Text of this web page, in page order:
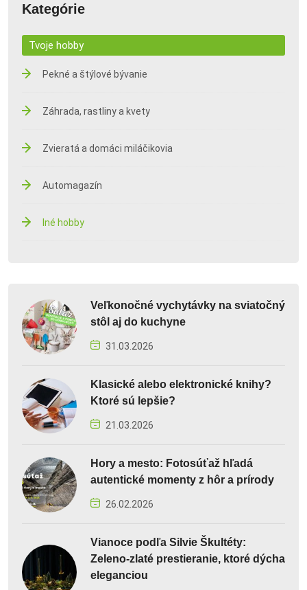
Kategórie
Tvoje hobby
Pekné a štýlové bývanie
Záhrada, rastliny a kvety
Zvieratá a domáci miláčikovia
Automagazín
Iné hobby
Veľkonočné vychytávky na sviatočný
stôl aj do kuchyne
31.03.2026
Klasické alebo elektronické knihy?
Ktoré sú lepšie?
21.03.2026
Hory a mesto: Fotosúťaž hľadá
autentické momenty z hôr a prírody
26.02.2026
Vianoce podľa Silvie Škultéty:
Zeleno-zlaté prestieranie, ktoré dýcha
eleganciou